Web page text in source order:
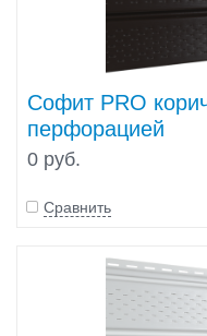
Софит PRO
перфорацией
0 руб.
Сравнить